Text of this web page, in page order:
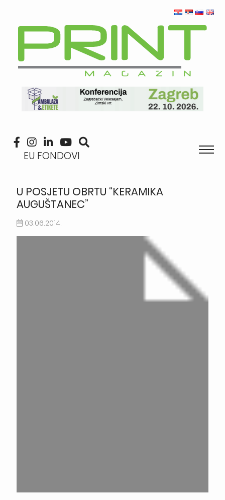
EU FONDOVI
U POSJETU OBRTU “KERAMIKA
AUGUŠTANEC”
03.06.2014.